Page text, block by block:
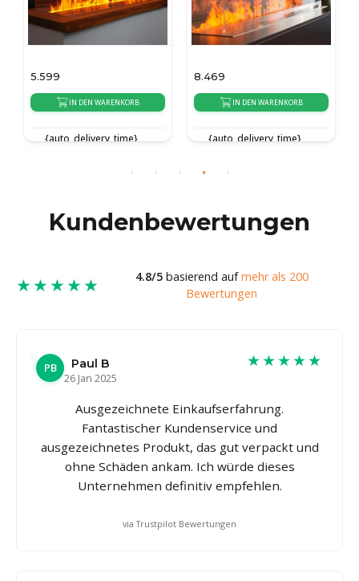
5.599
IN DEN WARENKORB
{auto_delivery_time}
8.469
IN DEN WARENKORB
{auto_delivery_time}
Kundenbewertungen
★★★★★ 4.8/5basierend aufmehr als 200
Bewertungen
PB
Paul B
26 Jan 2025
★★★★★
Ausgezeichnete Einkaufserfahrung.
Fantastischer Kundenservice und
ausgezeichnetes Produkt, das gut verpackt und
ohne Schäden ankam. Ich würde dieses
Unternehmen definitiv empfehlen.
via Trustpilot Bewertungen